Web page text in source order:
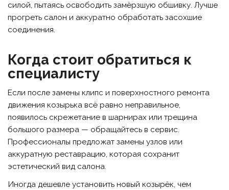
силой, пытаясь освободить замёрзшую обшивку. Лучше
прогреть салон и аккуратно обработать засохшие
соединения.
Когда стоит обратиться к
специалисту
Если после замены клипс и поверхностного ремонта
движения козырька всё равно неправильное,
появилось скрежетание в шарнирах или трещина
большого размера — обращайтесь в сервис.
Профессионалы предложат замены узлов или
аккуратную реставрацию, которая сохранит
эстетический вид салона.
Иногда дешевле установить новый козырёк, чем